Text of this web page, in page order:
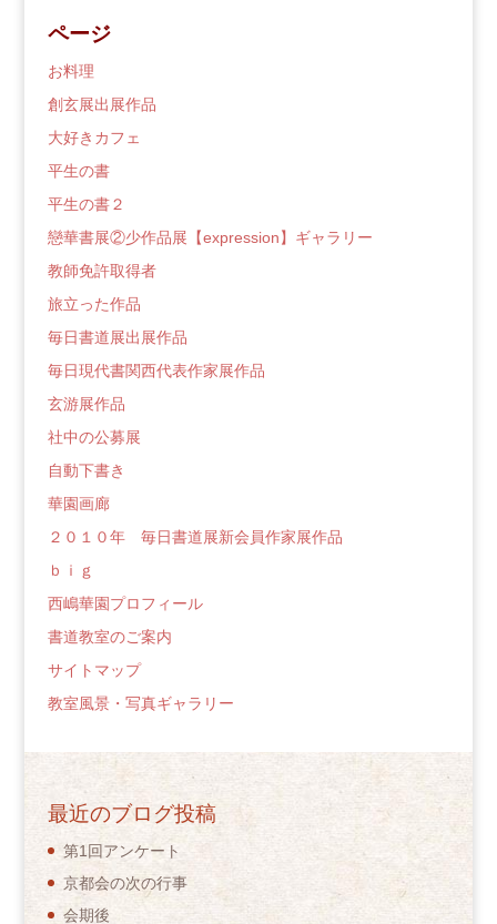
ロ
グ
ページ
お料理
創玄展出展作品
大好きカフェ
平生の書
平生の書２
戀華書展②少作品展【expression】ギャラリー
教師免許取得者
旅立った作品
毎日書道展出展作品
毎日現代書関西代表作家展作品
玄游展作品
社中の公募展
自動下書き
華園画廊
２０１０年 毎日書道展新会員作家展作品
ｂｉｇ
西嶋華園プロフィール
書道教室のご案内
サイトマップ
教室風景・写真ギャラリー
最近のブログ投稿
第1回アンケート
京都会の次の行事
会期後